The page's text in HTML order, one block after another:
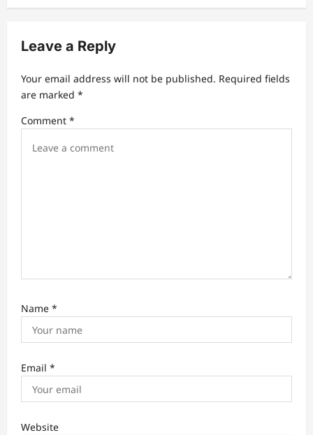
v
g
a
t
i
Leave a Reply
Your email address will not be published. Required fields
are marked *
Comment *
Name *
Email *
Website